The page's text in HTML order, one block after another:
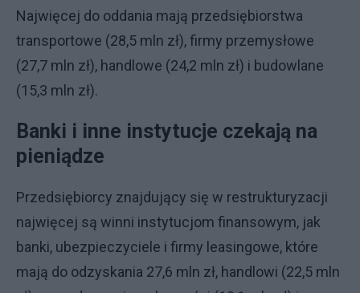
Najwięcej do oddania mają przedsiębiorstwa
transportowe (28,5 mln zł), firmy przemysłowe
(27,7 mln zł), handlowe (24,2 mln zł) i budowlane
(15,3 mln zł).
Banki i inne instytucje czekają na
pieniądze
Przedsiębiorcy znajdujący się w restrukturyzacji
najwięcej są winni instytucjom finansowym, jak
banki, ubezpieczyciele i firmy leasingowe, które
mają do odzyskania 27,6 mln zł, handlowi (22,5 mln